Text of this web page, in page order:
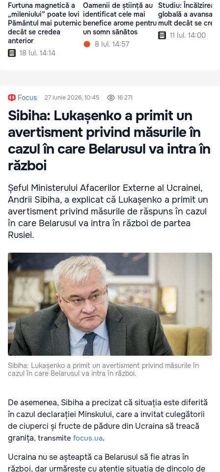
Furtuna magnetică a
„mileniului” poate lovi
Pământul mai puternic
decât se credea
anterior
18 Iul. 14:14
Oamenii de știință au
identificat cele mai
benefice arome pentru
un somn sănătos
8 Iul. 14:57
Studiu: Încălzirea
globală a avansat
mult decât se
11 Iul. 14:00
Focus 27 iunie 2026, 10:45 16 271
Sibiha: Lukașenko a primit un
avertisment privind măsurile în
cazul în care Belarusul va intra în
război
Șeful Ministerului Afacerilor Externe al Ucrainei,
Andrii Sibiha, a explicat că Lukașenko a primit un
avertisment privind măsurile de răspuns în cazul
în care Belarusul va intra în război de partea
Rusiei.
Sibiha: Lukașenko a primit un avertisment privind măsurile în
cazul în care Belarusul va intra în război.
De asemenea, Sibiha a precizat că situația este diferită
în cazul declarației Minskului, care a invitat culegătorii
de ciuperci și fructe de pădure din Ucraina să treacă
granița, transmite focus.ua.
Ucraina nu se așteaptă ca Belarusul să fie atras în
război, dar urmărește cu atenție situația de dincolo de